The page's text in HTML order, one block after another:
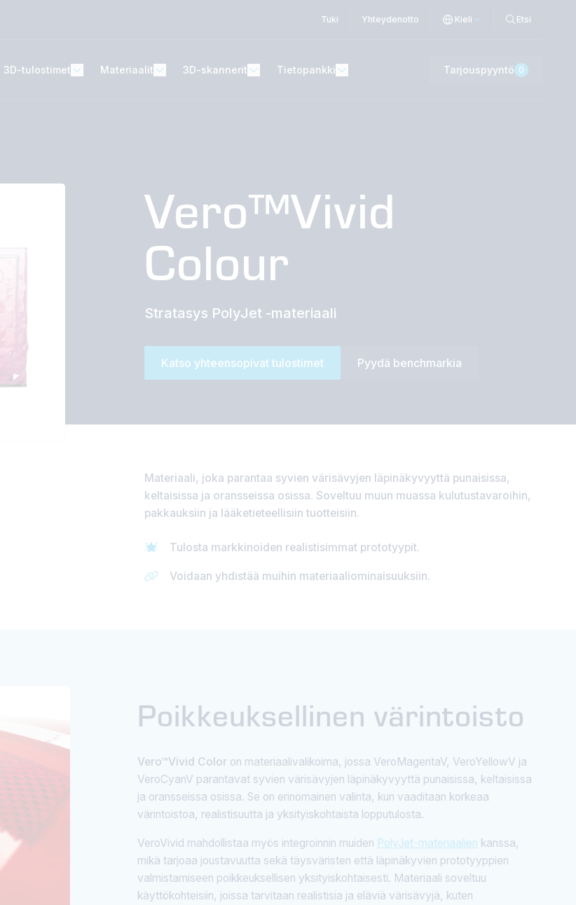
Tuki Yhteydenotto Kieli Etsi
3D-tulostimet Materiaalit 3D-skannerit Tietopankki Tarjouspyyntö 0
Vero™Vivid
Colour
Stratasys PolyJet -materiaali
Katso yhteensopivat tulostimet Pyydä benchmarkia
Materiaali, joka parantaa syvien värisävyjen läpinäkyvyyttä punaisissa,
keltaisissa ja oransseissa osissa. Soveltuu muun muassa kulutustavaroihin,
pakkauksiin ja lääketieteellisiin tuotteisiin.
Tulosta markkinoiden realistisimmat prototyypit.
Voidaan yhdistää muihin materiaaliominaisuuksiin.
Poikkeuksellinen värintoisto
Vero™Vivid Color on materiaalivalikoima, jossa VeroMagentaV, VeroYellowV ja
VeroCyanV parantavat syvien värisävyjen läpinäkyvyyttä punaisissa, keltaisissa
ja oransseissa osissa. Se on erinomainen valinta, kun vaaditaan korkeaa
värintoistoa, realistisuutta ja yksityiskohtaista lopputulosta.
VeroVivid mahdollistaa myös integroinnin muiden PolyJet-materiaalien kanssa,
mikä tarjoaa joustavuutta sekä täysväristen että läpinäkyvien prototyyppien
valmistamiseen poikkeuksellisen yksityiskohtaisesti. Materiaali soveltuu
käyttökohteisiin, joissa tarvitaan realistisia ja eläviä värisävyjä, kuten